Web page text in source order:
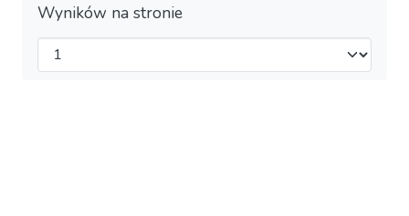
Wyników na stronie